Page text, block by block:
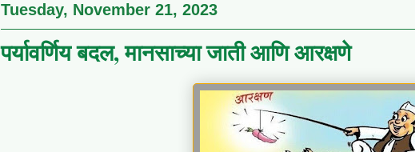
Tuesday, November 21, 2023
पर्यावर्णिय बदल, मानसाच्या जाती आणि आरक्षणे